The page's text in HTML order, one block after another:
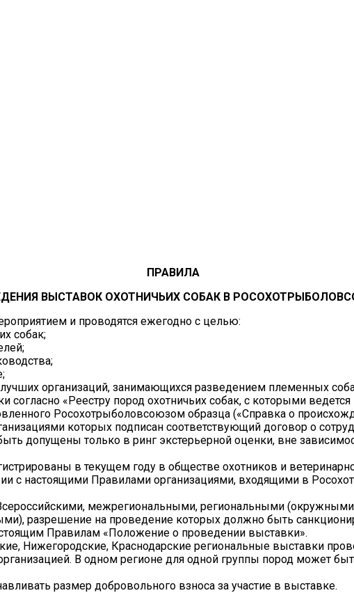
ПРАВИЛА
ВЫСТАВОК ОХОТНИЧЬИХ СОБАК В
и проводятся ежегодно с целью:
собак;
организаций, занимающихся разведением племенных
согласно «Реестру пород охотничьих собак, с которыми
Росохотрыболовсоюзом образца («Справка о
которых подписан соответствующий договор о
допущены только в ринг экстерьерной оценки, вне
в текущем году в обществе охотников и
с настоящими Правилами организациями, входящими в
межрегиональными, региональными
разрешение на проведение которых должно быть
Правилам «Положение о проведении выставки».
Нижегородские, Краснодарские региональные выставки
В одном регионе для одной группы пород может
размер добровольного взноса за участие в выставке.